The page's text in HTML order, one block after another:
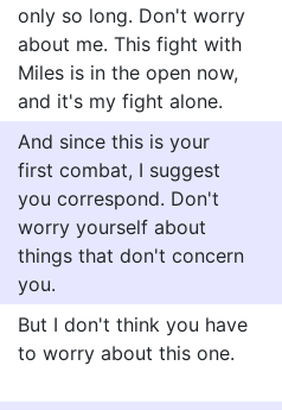
only so long. Don't worry
about me. This fight with
Miles is in the open now,
and it's my fight alone.
And since this is your
first combat, I suggest
you correspond. Don't
worry yourself about
things that don't concern
you.
But I don't think you have
to worry about this one.